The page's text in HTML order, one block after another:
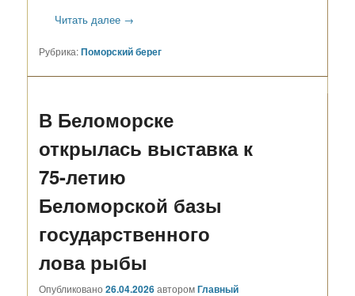
Читать далее →
Рубрика:Поморский берег
В Беломорске
открылась выставка к
75-летию
Беломорской базы
государственного
лова рыбы
Опубликовано26.04.2026авторомГлавный